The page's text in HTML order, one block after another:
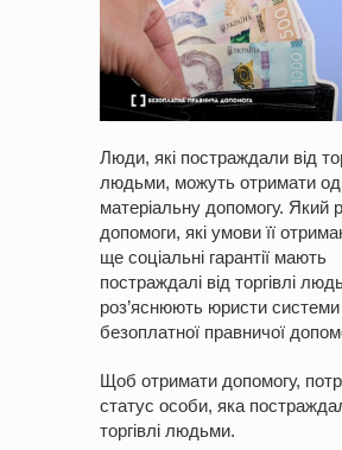
Люди, які постраждали від
людьми, можуть отримати
матеріальну допомогу. Який
допомоги, які умови її
ще соціальні гарантії мають
постраждалі від торгівлі
роз’яснюють юристи
безоплатної правничої
Щоб отримати допомогу,
статус особи, яка
торгівлі людьми.